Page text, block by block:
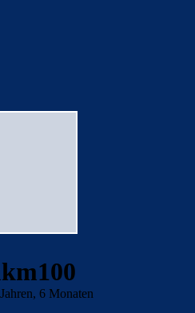
6 Monaten